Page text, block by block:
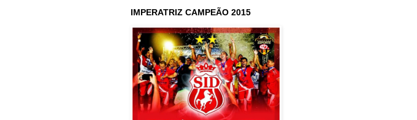
IMPERATRIZ CAMPEÃO 2015